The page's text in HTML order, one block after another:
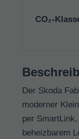
CO₂-
Der Skoda
moderner
per
beheizbarem